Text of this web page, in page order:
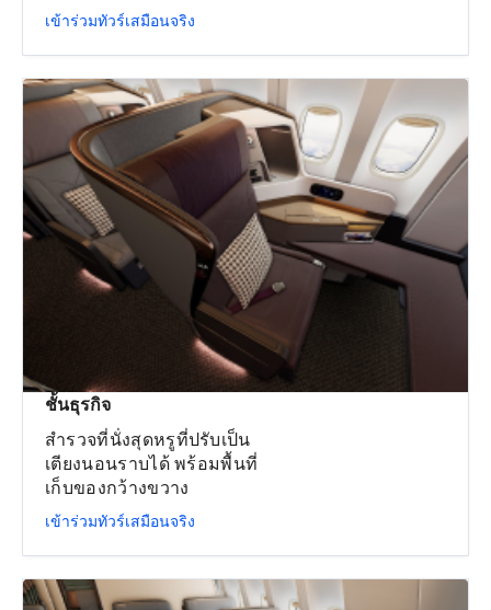
เข้าร่วมทัวร์เสมือนจริง
ชั้นธุรกิจ
สำรวจที่นั่งสุดหรูที่ปรับเป็น
เตียงนอนราบได้ พร้อมพื้นที่
เก็บของกว้างขวาง
เข้าร่วมทัวร์เสมือนจริง